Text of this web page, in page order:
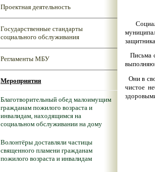
Проектная деятельность
Государственные стандарты
социального обслуживания
Регламенты МБУ
Мероприятия
Благотворительный обед малоимущим
гражданам пожилого возраста и
инвалидам, находящимся на
социальном обслуживании на дому
Волонтёры доставляли частицы
священного пламени гражданам
пожилого возраста и инвалидам
Письма
Они в
чистое